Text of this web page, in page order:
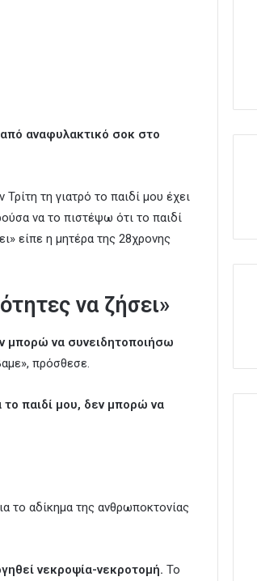
αναφυλακτικό σοκ στο
τη γιατρό το παιδί μου έχει
να το πιστέψω ότι το παιδί
είπε η μητέρα της 28χρονης
να ζήσει»
μπορώ να συνειδητοποιήσω
πρόσθεσε.
παιδί μου, δεν μπορώ να
το αδίκημα της ανθρωποκτονίας
νεκροψία-νεκροτομή. Το